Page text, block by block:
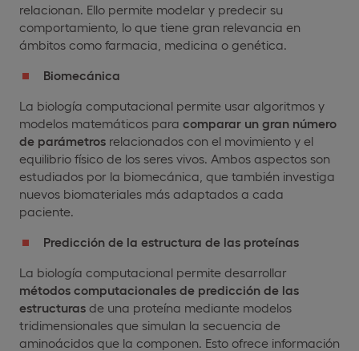
relacionan. Ello permite modelar y predecir su
comportamiento, lo que tiene gran relevancia en
ámbitos como farmacia, medicina o genética.
Biomecánica
La biología computacional permite usar algoritmos y
modelos matemáticos para comparar un gran número
de parámetros relacionados con el movimiento y el
equilibrio físico de los seres vivos. Ambos aspectos son
estudiados por la biomecánica, que también investiga
nuevos biomateriales más adaptados a cada
paciente.
Predicción de la estructura de las proteínas
La biología computacional permite desarrollar
métodos computacionales de predicción de las
estructuras de una proteína mediante modelos
tridimensionales que simulan la secuencia de
aminoácidos que la componen. Esto ofrece información